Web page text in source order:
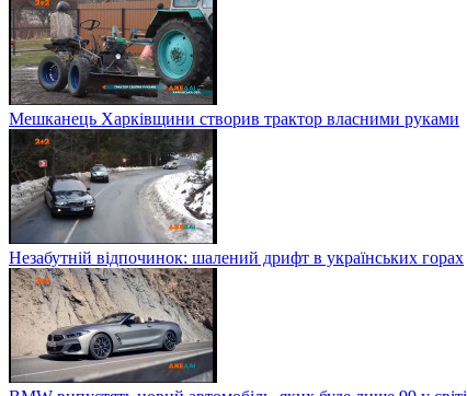
Мешканець Харківщини створив трактор власними руками
Незабутній відпочинок: шалений дрифт в українських горах